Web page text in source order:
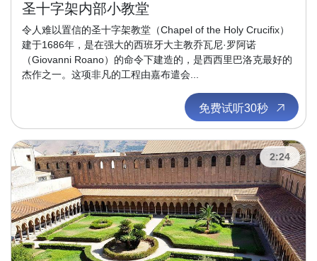
圣十字架内部小教堂
令人难以置信的圣十字架教堂（Chapel of the Holy Crucifix）
建于1686年，是在强大的西班牙大主教乔瓦尼·罗阿诺
（Giovanni Roano）的命令下建造的，是西西里巴洛克最好的
杰作之一。这项非凡的工程由嘉布遣会...
免费试听30秒
2:24